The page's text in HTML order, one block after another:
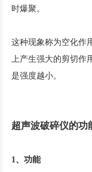
时爆聚。
这种现象称为空化作
上产生强大的剪切作
是强度越小。
超声波破碎仪的功
1、功能